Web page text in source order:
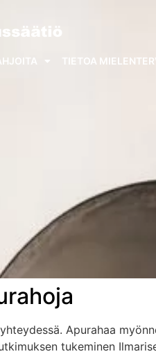
TIETOA
Apurahaa
tukeminen